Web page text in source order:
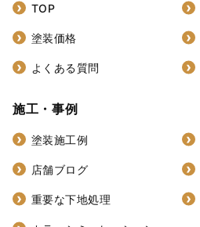
TOP
塗装価格
よくある質問
施工・事例
塗装施工例
店舗ブログ
重要な下地処理